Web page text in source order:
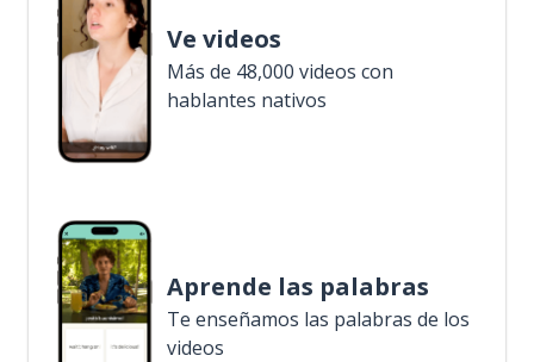
Ve videos
Más de 48,000 videos con
hablantes nativos
Aprende las palabras
Te enseñamos las palabras de los
videos